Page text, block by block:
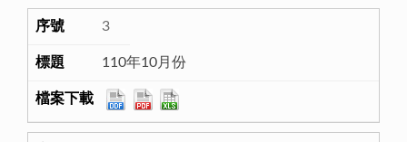
3
110年10月份